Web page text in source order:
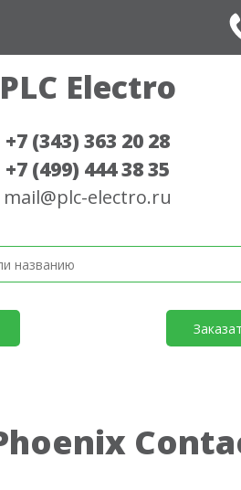
PLC Electro
+7 (343) 363 20 28
+7 (499) 444 38 35
mail@plc-electro.ru